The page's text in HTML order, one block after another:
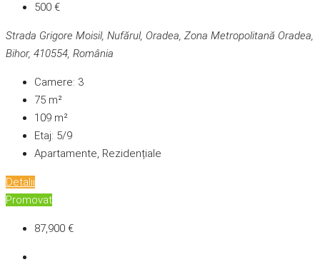
500 €
Strada Grigore Moisil, Nufărul, Oradea, Zona Metropolitană Oradea,
Bihor, 410554, România
Camere: 3
75 m²
109 m²
Etaj: 5/9
Apartamente, Rezidențiale
Detalii
Promovat
87,900 €